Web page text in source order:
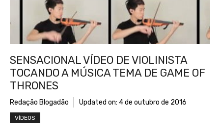
SENSACIONAL VÍDEO DE VIOLINISTA
TOCANDO A MÚSICA TEMA DE GAME OF
THRONES
Redação Blogadão Updated on: 4 de outubro de 2016
VÍDEOS